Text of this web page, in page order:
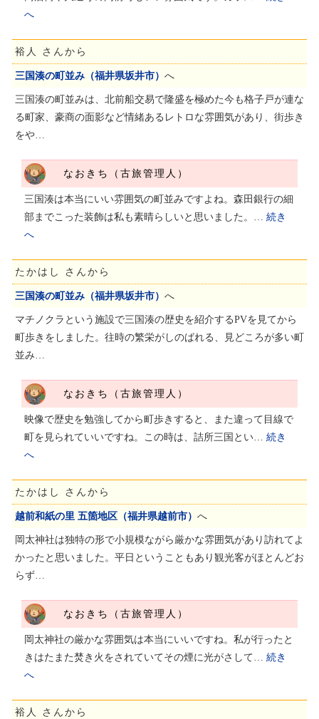
へ
裕人 さんから
三国湊の町並み（福井県坂井市） へ
三国湊の町並みは、北前船交易で隆盛を極めた今も格子戸が連な
る町家、豪商の面影など情緒あるレトロな雰囲気があり、街歩き
をや…
なおきち（古旅管理人）
三国湊は本当にいい雰囲気の町並みですよね。森田銀行の細
部までこった装飾は私も素晴らしいと思いました。… 続き
へ
たかはし さんから
三国湊の町並み（福井県坂井市） へ
マチノクラという施設で三国湊の歴史を紹介するPVを見てから
町歩きをしました。往時の繁栄がしのばれる、見どころが多い町
並み…
なおきち（古旅管理人）
映像で歴史を勉強してから町歩きすると、また違って目線で
町を見られていいですね。この時は、詰所三国とい… 続き
へ
たかはし さんから
越前和紙の里 五箇地区（福井県越前市） へ
岡太神社は独特の形で小規模ながら厳かな雰囲気があり訪れてよ
かったと思いました。平日ということもあり観光客がほとんどお
らず…
なおきち（古旅管理人）
岡太神社の厳かな雰囲気は本当にいいですね。私が行ったと
きはたまた焚き火をされていてその煙に光がさして… 続き
へ
裕人 さんから